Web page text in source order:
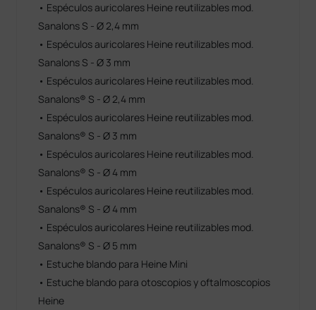
• Espéculos auricolares Heine reutilizables mod.
Sanalons S - Ø 2,4 mm
• Espéculos auricolares Heine reutilizables mod.
Sanalons S - Ø 3 mm
• Espéculos auricolares Heine reutilizables mod.
Sanalons® S - Ø 2,4 mm
• Espéculos auricolares Heine reutilizables mod.
Sanalons® S - Ø 3 mm
• Espéculos auricolares Heine reutilizables mod.
Sanalons® S - Ø 4 mm
• Espéculos auricolares Heine reutilizables mod.
Sanalons® S - Ø 4 mm
• Espéculos auricolares Heine reutilizables mod.
Sanalons® S - Ø 5 mm
• Estuche blando para Heine Mini
• Estuche blando para otoscopios y oftalmoscopios
Heine